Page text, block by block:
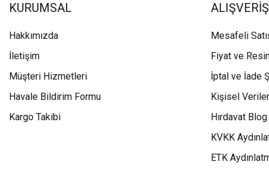
KURUMSAL
Hakkımızda
İletişim
Müşteri Hizmetleri
Havale Bildirim Formu
Kargo Takibi
ALIŞVERİŞ
Mesafeli
Fiyat ve
İptal ve İade
Kişisel
Hırdavat Blog
KVKK
ETK